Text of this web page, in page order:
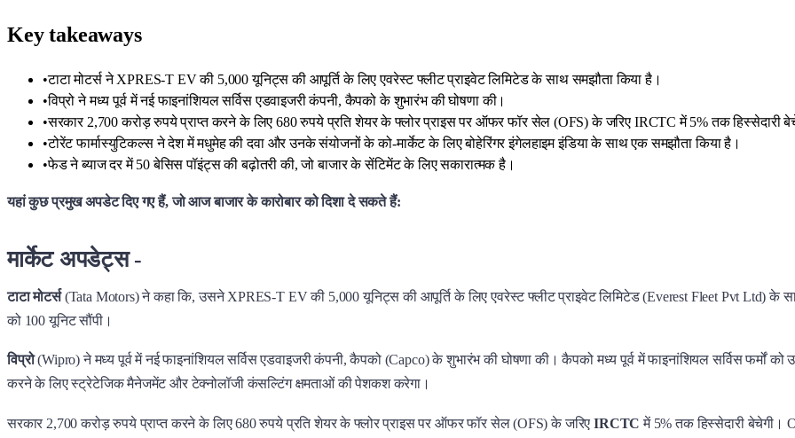
Key takeaways
•टाटा मोटर्स ने XPRES-T EV की 5,000 यूनिट्स की आपूर्ति के लिए एवरेस्ट फ्लीट प्राइवेट लिमिटेड के साथ समझौता किया है।
•विप्रो ने मध्य पूर्व में नई फाइनांशियल सर्विस एडवाइजरी कंपनी, कैपको के शुभारंभ की घोषणा की।
•सरकार 2,700 करोड़ रुपये प्राप्त करने के लिए 680 रुपये प्रति शेयर के फ्लोर प्राइस पर ऑफर फॉर सेल (OFS) के जरिए IRCTC में 5% तक हिस्सेदारी
•टोरेंट फार्मास्युटिकल्स ने देश में मधुमेह की दवा और उनके संयोजनों के को-मार्केट के लिए बोहेरिंगर इंगेलहाइम इंडिया के साथ एक समझौता किया है।
•फेड ने ब्याज दर में 50 बेसिस पॉइंट्स की बढ़ोतरी की, जो बाजार के सेंटिमेंट के लिए सकारात्मक है।
यहां कुछ प्रमुख अपडेट दिए गए हैं, जो आज बाजार के कारोबार को दिशा दे सकते हैं:
मार्केट अपडेट्स -
टाटा मोटर्स(Tata Motors) ने कहा कि, उसने XPRES-T EV की 5,000 यूनिट्स की आपूर्ति के लिए एवरेस्ट फ्लीट प्राइवेट लिमिटेड (Everest Fleet Pvt Ltd)
को 100 यूनिट सौंपी।
विप्रो(Wipro) ने मध्य पूर्व में नई फाइनांशियल सर्विस एडवाइजरी कंपनी, कैपको (Capco) के शुभारंभ की घोषणा की। कैपको मध्य पूर्व में फाइनांशियल सर्विस फर्मों
करने के लिए स्ट्रेटेजिक मैनेजमेंट और टेक्नोलॉजी कंसल्टिंग क्षमताओं की पेशकश करेगा।
सरकार 2,700 करोड़ रुपये प्राप्त करने के लिए 680 रुपये प्रति शेयर के फ्लोर प्राइस पर ऑफर फॉर सेल (OFS) के जरिएIRCTCमें 5% तक हिस्सेदारी बेचेगी।